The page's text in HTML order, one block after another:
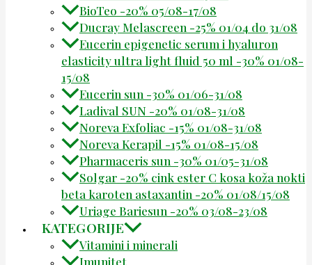
BioTeo -20% 05/08-17/08
Ducray Melascreen -25% 01/04 do 31/08
Eucerin epigenetic serum i hyaluron
elasticity ultra light fluid 50 ml -30% 01/08-
15/08
Eucerin sun -30% 01/06-31/08
Ladival SUN -20% 01/08-31/08
Noreva Exfoliac -15% 01/08-31/08
Noreva Kerapil -15% 01/08-15/08
Pharmaceris sun -30% 01/05-31/08
Solgar -20% cink ester C kosa koža nokti
beta karoten astaxantin -20% 01/08/15/08
Uriage Bariesun -20% 03/08-23/08
KATEGORIJE
Vitamini i minerali
Imunitet